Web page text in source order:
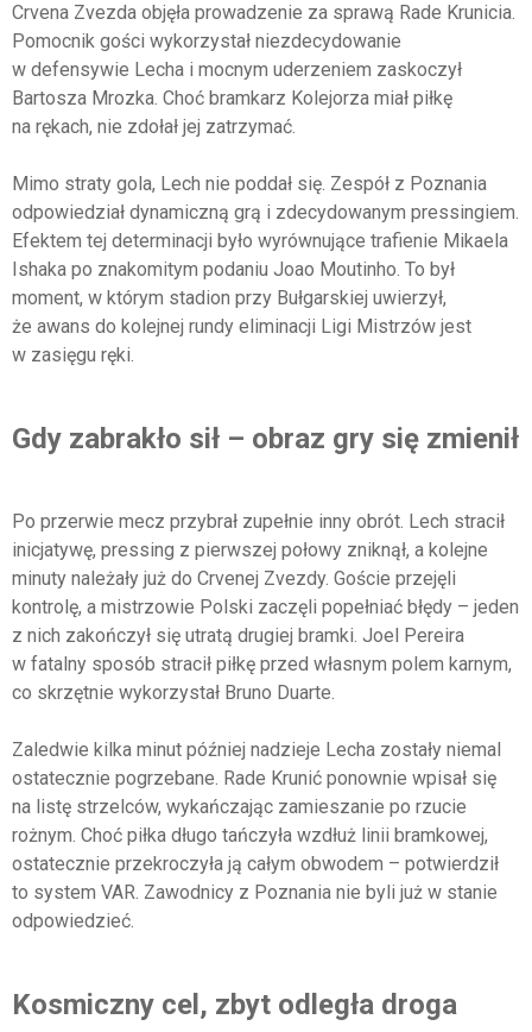
Crvena Zvezda objęła prowadzenie za sprawą Rade Krunicia.
Pomocnik gości wykorzystał niezdecydowanie
w defensywie Lecha i mocnym uderzeniem zaskoczył
Bartosza Mrozka. Choć bramkarz Kolejorza miał piłkę
na rękach, nie zdołał jej zatrzymać.
Mimo straty gola, Lech nie poddał się. Zespół z Poznania
odpowiedział dynamiczną grą i zdecydowanym pressingiem.
Efektem tej determinacji było wyrównujące trafienie Mikaela
Ishaka po znakomitym podaniu Joao Moutinho. To był
moment, w którym stadion przy Bułgarskiej uwierzył,
że awans do kolejnej rundy eliminacji Ligi Mistrzów jest
w zasięgu ręki.
Gdy zabrakło sił – obraz gry się zmienił
Po przerwie mecz przybrał zupełnie inny obrót. Lech stracił
inicjatywę, pressing z pierwszej połowy zniknął, a kolejne
minuty należały już do Crvenej Zvezdy. Goście przejęli
kontrolę, a mistrzowie Polski zaczęli popełniać błędy – jeden
z nich zakończył się utratą drugiej bramki. Joel Pereira
w fatalny sposób stracił piłkę przed własnym polem karnym,
co skrzętnie wykorzystał Bruno Duarte.
Zaledwie kilka minut później nadzieje Lecha zostały niemal
ostatecznie pogrzebane. Rade Krunić ponownie wpisał się
na listę strzelców, wykańczając zamieszanie po rzucie
rożnym. Choć piłka długo tańczyła wzdłuż linii bramkowej,
ostatecznie przekroczyła ją całym obwodem – potwierdził
to system VAR. Zawodnicy z Poznania nie byli już w stanie
odpowiedzieć.
Kosmiczny cel, zbyt odległa droga